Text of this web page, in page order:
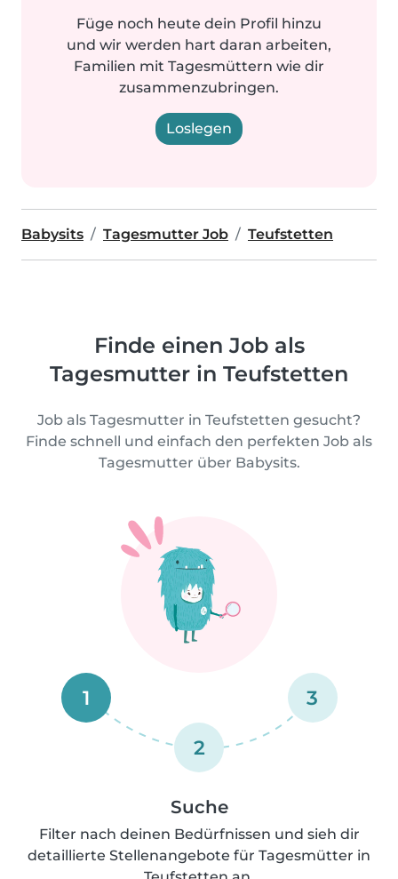
Füge noch heute dein Profil hinzu
und wir werden hart daran arbeiten,
Familien mit Tagesmüttern wie dir
zusammenzubringen.
Loslegen
Babysits Tagesmutter Job Teufstetten
Finde einen Job als
Tagesmutter in Teufstetten
Job als Tagesmutter in Teufstetten gesucht?
Finde schnell und einfach den perfekten Job als
Tagesmutter über Babysits.
1
2
3
Suche
Filter nach deinen Bedürfnissen und sieh dir
detaillierte Stellenangebote für Tagesmütter in